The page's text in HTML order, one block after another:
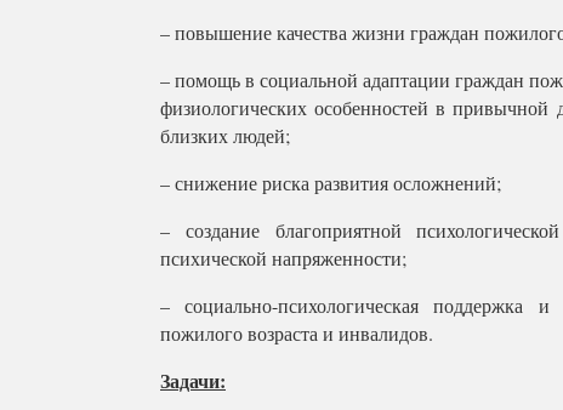
– повышение качества жизни граждан
– помощь в социальной адаптации граждан
физиологических особенностей в
близких людей;
– снижение риска развития осложнений;
– создание благоприятной
психической напряженности;
– социально-психологическая поддержка
пожилого возраста и инвалидов.
Задачи: